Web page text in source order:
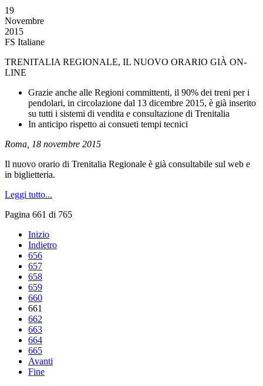
19
Novembre
2015
FS Italiane
TRENITALIA REGIONALE, IL NUOVO ORARIO GIÀ ON-
LINE
Grazie anche alle Regioni committenti, il 90% dei treni per i
pendolari, in circolazione dal 13 dicembre 2015, è già inserito
su tutti i sistemi di vendita e consultazione di Trenitalia
In anticipo rispetto ai consueti tempi tecnici
Roma, 18 novembre 2015
Il nuovo orario di Trenitalia Regionale è già consultabile sul web e
in biglietteria.
Leggi tutto...
Pagina 661 di 765
Inizio
Indietro
656
657
658
659
660
661
662
663
664
665
Avanti
Fine